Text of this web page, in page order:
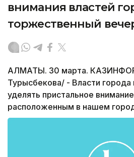
внимания властей
торжественный
АЛМАТЫ. 30 марта.
Турысбекова/ - Власти
уделять пристальное
расположенным в нашем